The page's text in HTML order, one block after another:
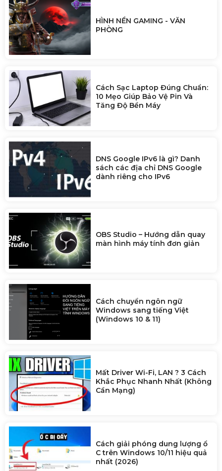
HÌNH NỀN GAMING - VĂN
PHÒNG
Cách Sạc Laptop Đúng Chuẩn:
10 Mẹo Giúp Bảo Vệ Pin Và
Tăng Độ Bền Máy
DNS Google IPv6 là gì? Danh
sách các địa chỉ DNS Google
dành riêng cho IPv6
OBS Studio – Hướng dẫn quay
màn hình máy tính đơn giản
Cách chuyển ngôn ngữ
Windows sang tiếng Việt
(Windows 10 & 11)
Mất Driver Wi-Fi, LAN ? 3 Cách
Khắc Phục Nhanh Nhất (Không
Cần Mạng)
Cách giải phóng dung lượng ổ
C trên Windows 10/11 hiệu quả
nhất (2026)